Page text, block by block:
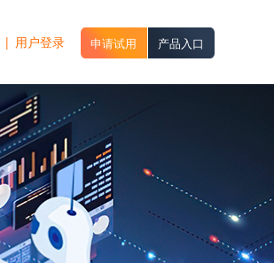
| 用户登录 申请试用 产品入口